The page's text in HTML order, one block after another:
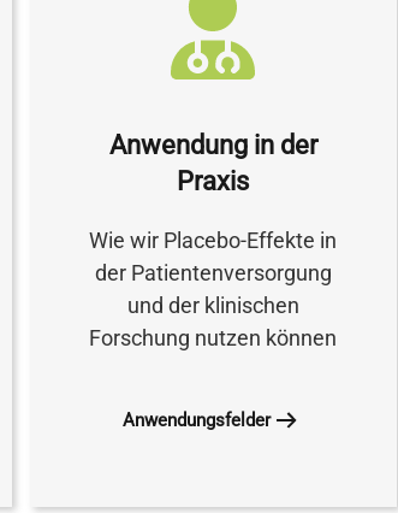
Anwendung in der
Praxis
Wie wir Placebo-Effekte in
der Patientenversorgung
und der klinischen
Forschung nutzen können
Anwendungsfelder